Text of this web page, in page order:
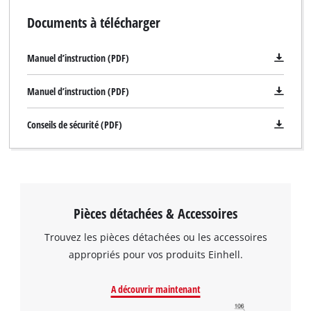
pouvoir charger Google Maps !
incluse pour permettre à l'outil d'être nettoyé facilement. Le
pratique.
Documents à télécharger
Manuel d’instruction (PDF)
Manuel d’instruction (PDF)
Conseils de sécurité (PDF)
Pièces détachées & Accessoires
Trouvez les pièces détachées ou les accessoires
appropriés pour vos produits Einhell.
A découvrir maintenant